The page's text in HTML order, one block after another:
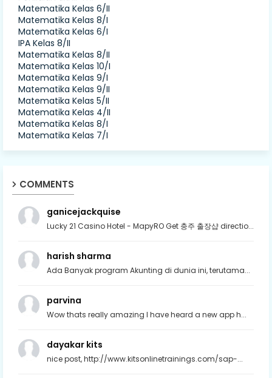
Matematika Kelas 6/II
Matematika Kelas 8/I
Matematika Kelas 6/I
IPA Kelas 8/II
Matematika Kelas 8/II
Matematika Kelas 10/I
Matematika Kelas 9/I
Matematika Kelas 9/II
Matematika Kelas 5/II
Matematika Kelas 4/II
Matematika Kelas 8/I
Matematika Kelas 7/I
COMMENTS
ganicejackquise
Lucky 21 Casino Hotel - MapyRO Get 충주 출장샵 directio...
harish sharma
Ada Banyak program Akunting di dunia ini, terutama...
parvina
Wow thats really amazing I have heard a new app h...
dayakar kits
nice post, http://www.kitsonlinetrainings.com/sap-...